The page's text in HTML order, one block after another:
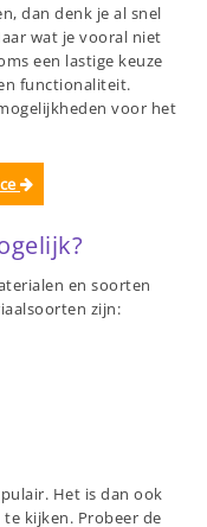
dan denk je al snel
wat je vooral niet
een lastige keuze
functionaliteit.
voor het
en soorten
zijn:
Het is dan ook
kijken. Probeer de